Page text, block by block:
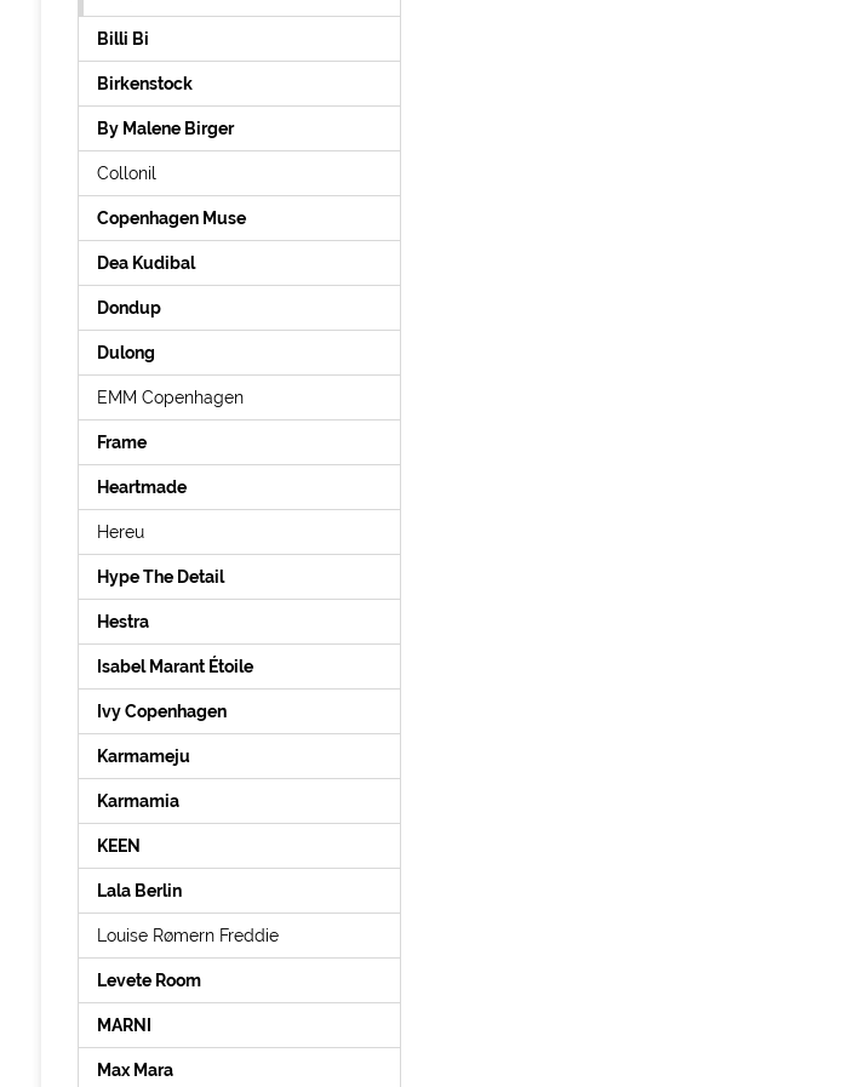
Billi Bi
Birkenstock
By Malene Birger
Collonil
Copenhagen Muse
Dea Kudibal
Dondup
Dulong
EMM Copenhagen
Frame
Heartmade
Hereu
Hype The Detail
Hestra
Isabel Marant Étoile
Ivy Copenhagen
Karmameju
Karmamia
KEEN
Lala Berlin
Louise Rømern Freddie
Levete Room
MARNI
Max Mara